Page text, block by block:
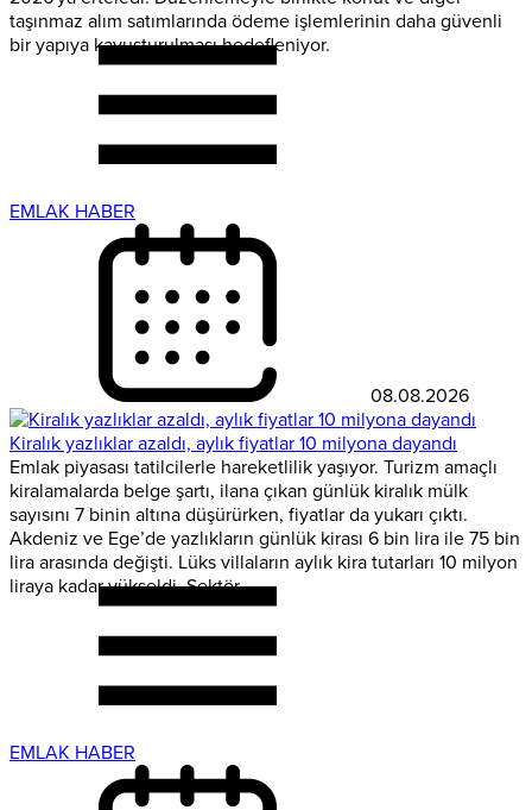
taşınmaz alım satımlarında ödeme işlemlerinin daha güvenli
bir yapıya kavuşturulması hedefleniyor.
EMLAK HABER
08.08.2026
Kiralık yazlıklar azaldı, aylık fiyatlar 10 milyona dayandı
Emlak piyasası tatilcilerle hareketlilik yaşıyor. Turizm amaçlı
kiralamalarda belge şartı, ilana çıkan günlük kiralık mülk
sayısını 7 binin altına düşürürken, fiyatlar da yukarı çıktı.
Akdeniz ve Ege’de yazlıkların günlük kirası 6 bin lira ile 75 bin
lira arasında değişti. Lüks villaların aylık kira tutarları 10 milyon
liraya kadar yükseldi. Sektör...
EMLAK HABER